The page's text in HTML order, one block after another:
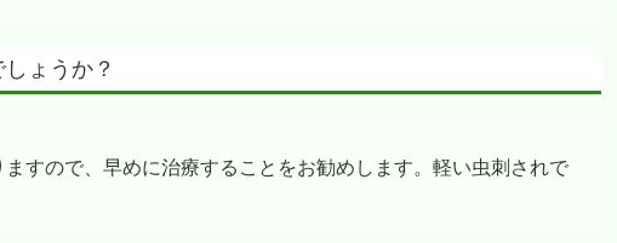
ょうか？
すので、早めに治療することをお勧めします。軽い虫刺されで